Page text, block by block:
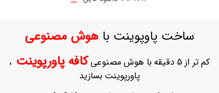
حساب
ثبت
ساخت پاوپوینت باهوش مصنوعی
کم تر از 5 دقیقه با هوش مصنوعی کافه پاورپوینت ،
پاورپوینت بسازید